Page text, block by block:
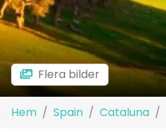
Flera bilder
Hem Spain Cataluna